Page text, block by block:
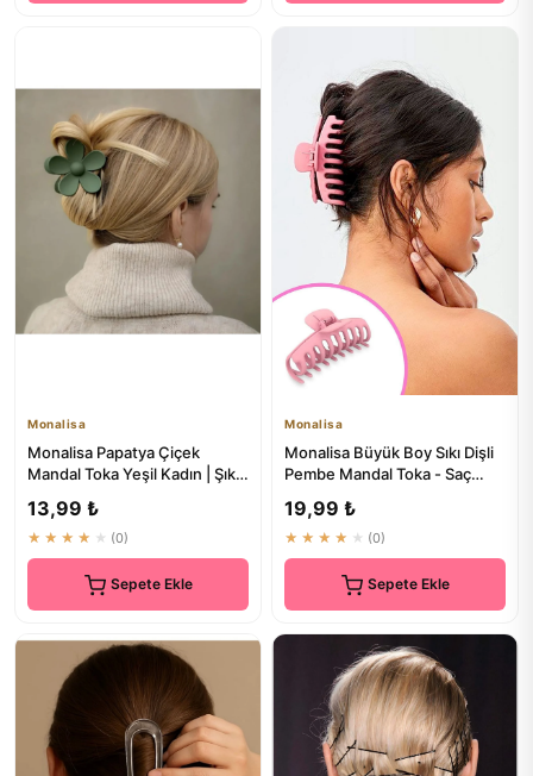
Monalisa
Monalisa Papatya Çiçek
Mandal Toka Yeşil Kadın | Şık
13,99 ₺
★★★★★ (0)
Sepete Ekle
Monalisa
Monalisa Büyük Boy Sıkı Dişli
Pembe Mandal Toka - Saç
19,99 ₺
★★★★★ (0)
Sepete Ekle